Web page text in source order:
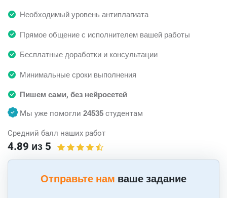
Необходимый уровень антиплагиата
Прямое общение с исполнителем вашей работы
Бесплатные доработки и консультации
Минимальные сроки выполнения
Пишем сами, без нейросетей
Мы уже помогли 24535 студентам
Средний балл наших работ
4.89 из 5
Отправьте нам ваше задание